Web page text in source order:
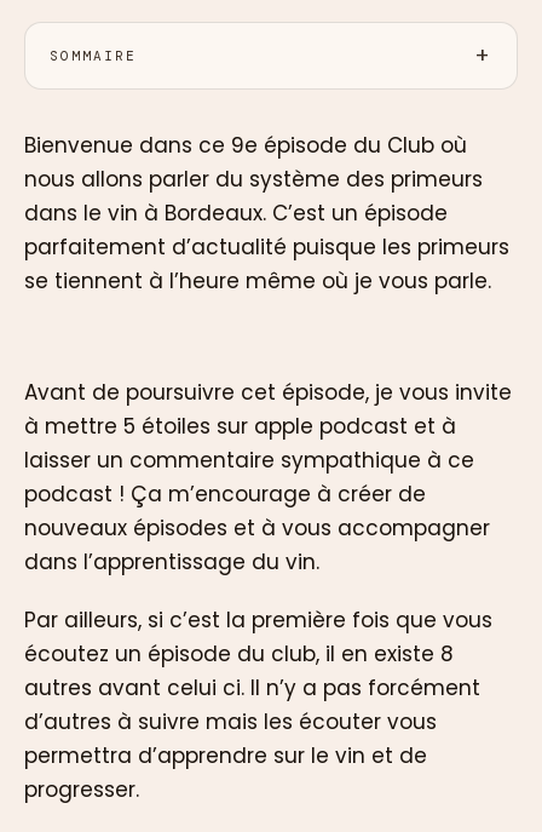
SOMMAIRE
Bienvenue dans ce 9e épisode du Club où
nous allons parler du système des primeurs
dans le vin à Bordeaux. C’est un épisode
parfaitement d’actualité puisque les primeurs
se tiennent à l’heure même où je vous parle.
Avant de poursuivre cet épisode, je vous invite
à mettre 5 étoiles sur apple podcast et à
laisser un commentaire sympathique à ce
podcast ! Ça m’encourage à créer de
nouveaux épisodes et à vous accompagner
dans l’apprentissage du vin.
Par ailleurs, si c’est la première fois que vous
écoutez un épisode du club, il en existe 8
autres avant celui ci. Il n’y a pas forcément
d’autres à suivre mais les écouter vous
permettra d’apprendre sur le vin et de
progresser.